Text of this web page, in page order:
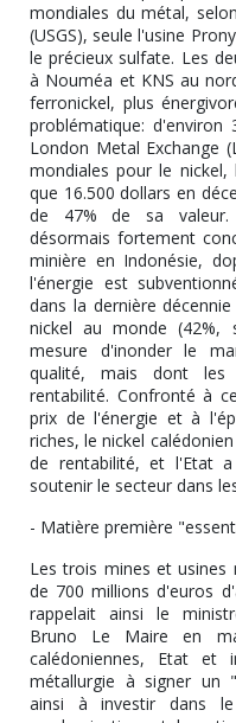
mondiales du métal,
(USGS), seule l'usine
le précieux sulfate. Les
à Nouméa et KNS au
ferronickel, plus
problématique: d'environ
London Metal Exchange
mondiales pour le
que 16.500 dollars en
de 47% de sa valeur.
désormais fortement
minière en Indonésie,
l'énergie est
dans la dernière
nickel au monde (42%,
mesure d'inonder le
qualité, mais dont les
rentabilité. Confronté à
prix de l'énergie et à
riches, le nickel
de rentabilité, et l'Etat
soutenir le secteur dans
- Matière première
Les trois mines et usines
de 700 millions d'euros
rappelait ainsi le
Bruno Le Maire en
calédoniennes, Etat
métallurgie à signer un
ainsi à investir dans